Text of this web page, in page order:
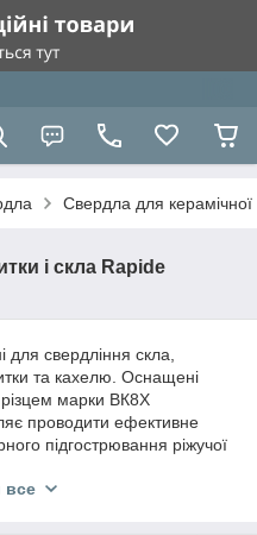
Свердла для
і скла Rapide
свердління скла,
та кахелю. Оснащені
марки ВК8Х
проводити ефективне
підгострювання ріжучої
високих температур.
все